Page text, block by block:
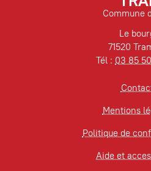
Commune
Le
71520
Tél : 03 85
Mentions
Politique de
Aide et